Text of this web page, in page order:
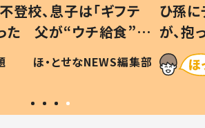
登校、息子は「ギフテ
った 父が“ウチ給食”を
る理由とは #令和の親
ほ・とせなNEWS編集部
ひ孫
が、
「涙が
い」